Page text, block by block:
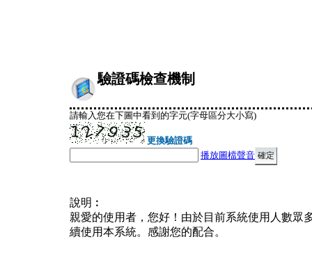
驗證碼檢查機制
請輸入您在下圖中看到的字元(字母區分大小寫)
更換驗證碼
播放圖檔聲音
說明︰
親愛的使用者，您好！由於目前系統使用人數眾
續使用本系統。感謝您的配合。